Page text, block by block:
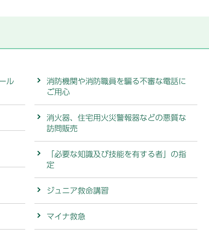
ル
消防機関や消防職員を騙る不審な電話に
ご用心
消火器、住宅用火災警報器などの悪質な
訪問販売
「必要な知識及び技能を有する者」の指
定
ジュニア救命講習
マイナ救急